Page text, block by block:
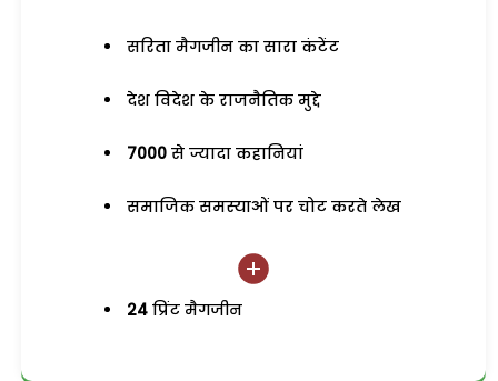
सरिता मैगजीन का सारा कंटेंट
देश विदेश के राजनैतिक मुद्दे
7000 से ज्यादा कहानियां
समाजिक समस्याओं पर चोट करते लेख
24 प्रिंट मैगजीन